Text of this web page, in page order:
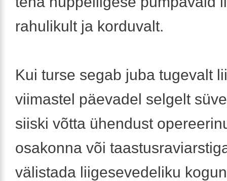
rahulikult ja korduvalt.
Kui turse segab juba tugevalt
viimastel päevadel selgelt
siiski võtta ühendust
osakonna või
välistada liigesevedeliku